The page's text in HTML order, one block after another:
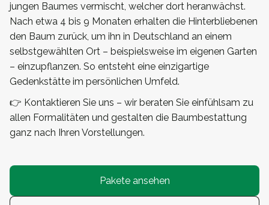
jungen Baumes vermischt, welcher dort heranwächst.
Nach etwa 4 bis 9 Monaten erhalten die Hinterbliebenen
den Baum zurück, um ihn in Deutschland an einem
selbstgewählten Ort – beispielsweise im eigenen Garten
– einzupflanzen. So entsteht eine einzigartige
Gedenkstätte im persönlichen Umfeld.
👉 Kontaktieren Sie uns – wir beraten Sie einfühlsam zu
allen Formalitäten und gestalten die Baumbestattung
ganz nach Ihren Vorstellungen.
Pakete ansehen